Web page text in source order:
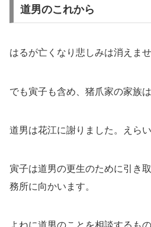
道男のこれから
はるが亡くなり悲しみは消えませ
でも寅子も含め、猪爪家の家族
道男は花江に謝りました。えらい
寅子は道男の更生のために引き
務所に向かいます。